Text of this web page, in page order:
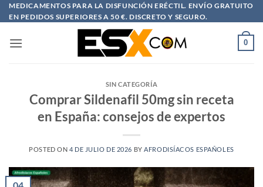
Saltar
al
MEDICAMENTOS PARA LA DISFUNCIÓN ERÉCTIL. ENVÍO GRATUITO
EN PEDIDOS SUPERIORES A 50 €. DISCRETO Y SEGURO.
0
SIN CATEGORÍA
Comprar Sildenafil 50mg sin receta
en España: consejos de expertos
POSTED ON 4 DE JULIO DE 2026 BY AFRODISÍACOS ESPAÑOLES